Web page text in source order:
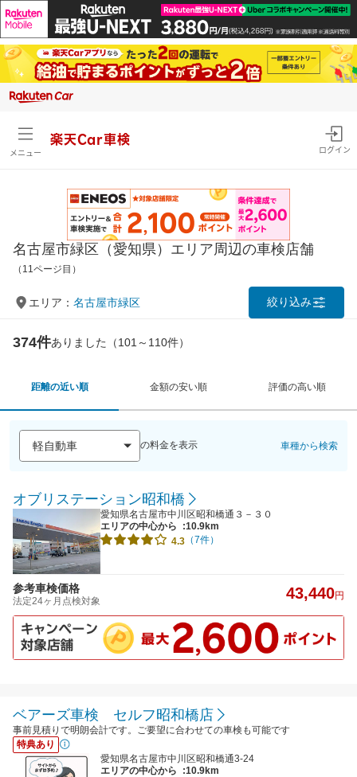
メニュー
楽天Car車検
ログイン
名古屋市緑区（愛知県）エリア周辺の車検店舗
（11ページ目）
エリア： 名古屋市緑区 絞り込み
374件ありました（101～110件）
距離の近い順 金額の安い順 評価の高い順
の料金を表示 車種から検索
オブリステーション昭和橋
愛知県名古屋市中川区昭和橋通３－３０
エリアの中心から
:10.9km
4.3 （7件）
参考車検価格
法定24ヶ月点検対象 43,440円
ベアーズ車検 セルフ昭和橋店
事前見積りで明朗会計です。ご要望に合わせての車検も可能です
特典あり
愛知県名古屋市中川区昭和橋通3-24
エリアの中心から
:10.9km